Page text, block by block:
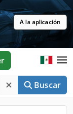
A la aplicación
Buscar